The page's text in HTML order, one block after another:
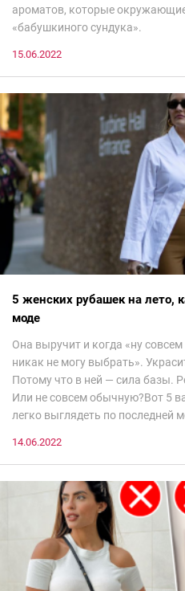
ароматов, которые
«бабушкиного сундука».
15.06.2022
5 женских рубашек на лето,
моде
Она выручит и когда «ну совсем
никак не могу выбрать».
Потому что в ней — сила базы.
Или не совсем обычную?Вот 5
легко выглядеть по последней
14.06.2022